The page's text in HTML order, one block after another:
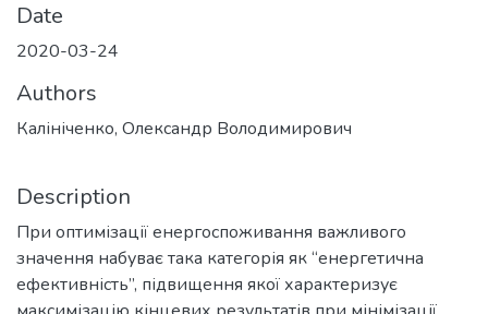
Date
2020-03-24
Authors
Калініченко, Олександр Володимирович
Description
При оптимізації енергоспоживання важливого
значення набуває така категорія як “енергетична
ефективність”, підвищення якої характеризує